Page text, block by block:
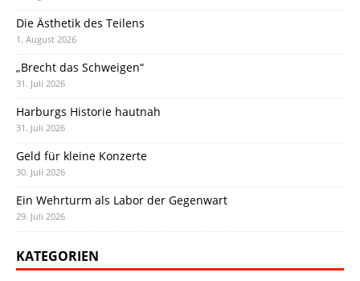
Die Ästhetik des Teilens
1. August 2026
„Brecht das Schweigen“
31. Juli 2026
Harburgs Historie hautnah
31. Juli 2026
Geld für kleine Konzerte
30. Juli 2026
Ein Wehrturm als Labor der Gegenwart
29. Juli 2026
KATEGORIEN